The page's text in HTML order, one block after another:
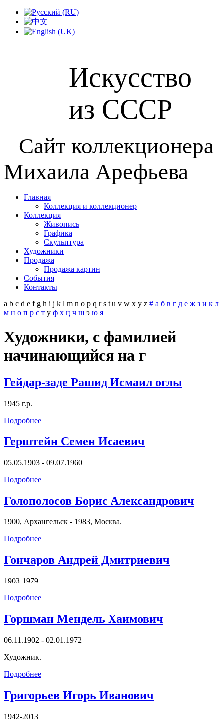
Искусство
из СССР
Сайт коллекционера
Михаила Арефьева
Главная
Коллекция и коллекционер
Коллекция
Живопись
Графика
Скульптура
Художники
Продажа
Продажа картин
События
Контакты
a b c d e f g h i j k l m n o p q r s t u v w x y z # а б в г д е ж з и к л
м н о п р с т у ф х ц ч ш э ю я
Художники, с фамилией
начинающийся на г
Гейдар-заде Рашид Исмаил оглы
1945 г.р.
Подробнее
Герштейн Семен Исаевич
05.05.1903 - 09.07.1960
Подробнее
Голополосов Борис Александрович
1900, Архангельск - 1983, Москва.
Подробнее
Гончаров Андрей Дмитриевич
1903-1979
Подробнее
Горшман Мендель Хаимович
06.11.1902 - 02.01.1972
Художник.
Подробнее
Григорьев Игорь Иванович
1942-2013